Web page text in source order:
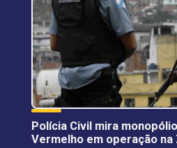
Polícia Civil mira
Vermelho em operação na